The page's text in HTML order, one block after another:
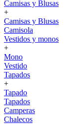
Camisas y Blusas
+
Camisas y Blusas
Camisola
Vestidos y monos
+
Mono
Vestido
Tapados
+
Tapado
Tapados
Camperas
Chalecos